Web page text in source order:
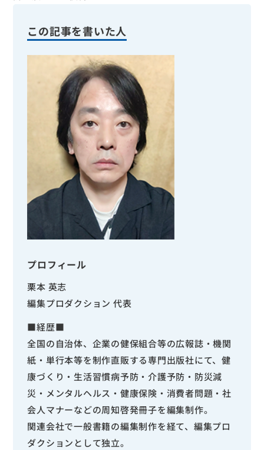
この記事を書いた人
プロフィール
栗本 英志
編集プロダクション 代表
■経歴■
全国の自治体、企業の健保組合等の広報誌・機関
紙・単行本等を制作直販する専門出版社にて、健
康づくり・生活習慣病予防・介護予防・防災減
災・メンタルヘルス・健康保険・消費者問題・社
会人マナーなどの周知啓発冊子を編集制作。
関連会社で一般書籍の編集制作を経て、編集プロ
ダクションとして独立。